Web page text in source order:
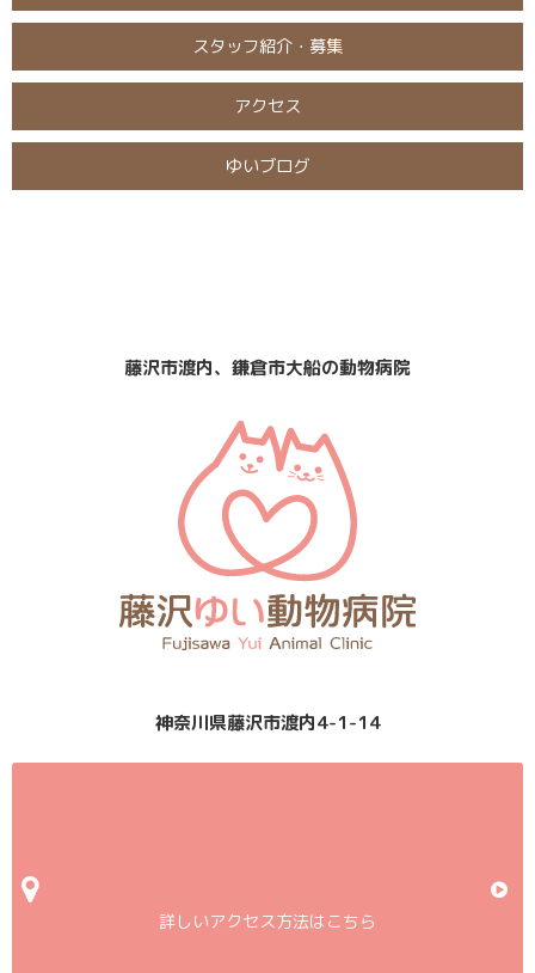
スタッフ紹介・募集
アクセス
ゆいブログ
藤沢市渡内、鎌倉市大船の動物病院
神奈川県藤沢市渡内4-1-14
詳しいアクセス方法はこちら